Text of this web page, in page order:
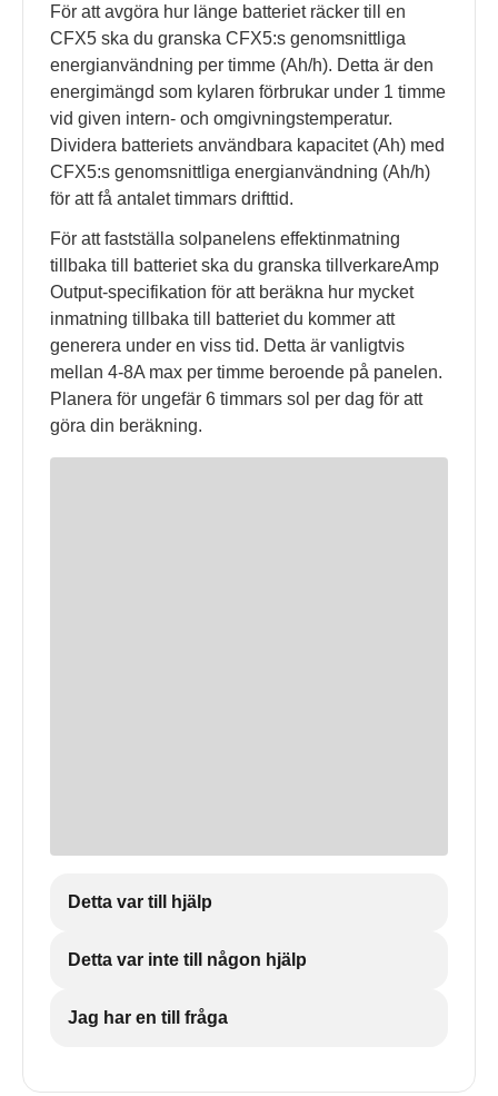
För att avgöra hur länge batteriet räcker till en
CFX5 ska du granska CFX5:s genomsnittliga
energianvändning per timme (Ah/h). Detta är den
energimängd som kylaren förbrukar under 1 timme
vid given intern- och omgivningstemperatur.
Dividera batteriets användbara kapacitet (Ah) med
CFX5:s genomsnittliga energianvändning (Ah/h)
för att få antalet timmars drifttid.
För att fastställa solpanelens effektinmatning
tillbaka till batteriet ska du granska tillverkareAmp
Output-specifikation för att beräkna hur mycket
inmatning tillbaka till batteriet du kommer att
generera under en viss tid. Detta är vanligtvis
mellan 4-8A max per timme beroende på panelen.
Planera för ungefär 6 timmars sol per dag för att
göra din beräkning.
Detta var till hjälp
Detta var inte till någon hjälp
Jag har en till fråga